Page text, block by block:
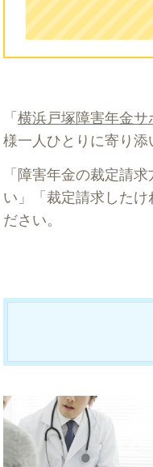
「 横浜戸塚障害年金サ
様一人ひとりに寄り添
「障害年金の裁定請
い」「裁定請求した
ださい。